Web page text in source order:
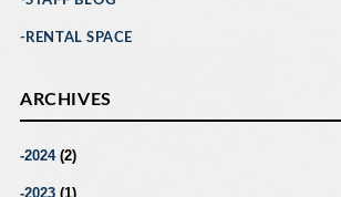
RENTAL SPACE
ARCHIVES
2024(2)
2023(1)